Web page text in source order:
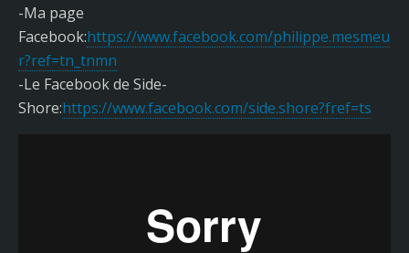
-Ma page
Facebook:https://www.facebook.com/philippe.mesmeu
r?ref=tn_tnmn
-Le Facebook de Side-
Shore:https://www.facebook.com/side.shore?fref=ts